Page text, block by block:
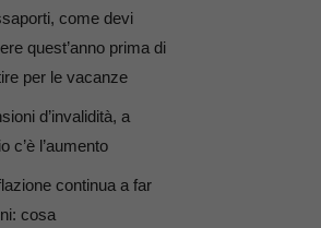
come devi
quest’anno prima di
per le vacanze
d’invalidità, a
c’è l’aumento
continua a far
cosa